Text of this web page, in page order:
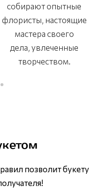
собирают опытные
флористы, настоящие
мастера своего
дела, увлеченные
творчеством.
позволит букету